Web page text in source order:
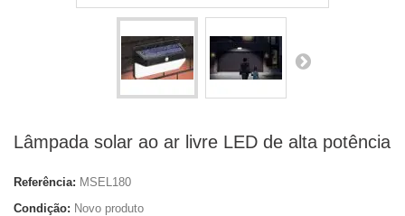
Lâmpada solar ao ar livre LED de alta potência
Referência: MSEL180
Condição: Novo produto